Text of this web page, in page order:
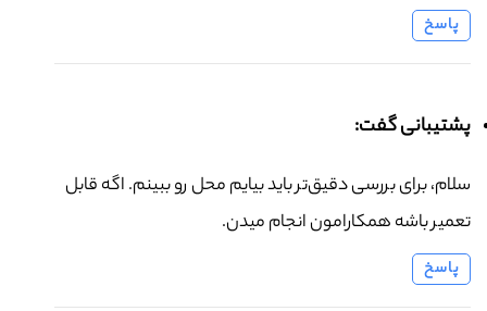
پاسخ
پشتیبانی گفت:
سلام، برای بررسی دقیق‌تر باید بیایم محل رو ببینم. اگه قابل
تعمیر باشه همکارامون انجام میدن.
پاسخ